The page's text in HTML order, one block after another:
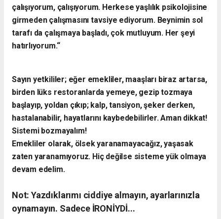
çalışıyorum, çalışıyorum. Herkese yaşlılık psikolojisine
girmeden çalışmasını tavsiye ediyorum. Beynimin sol
tarafı da çalışmaya başladı, çok mutluyum. Her şeyi
hatırlıyorum.“
Sayın yetkililer; eğer emekliler, maaşları biraz artarsa,
birden lüks restoranlarda yemeye, gezip tozmaya
başlayıp, yoldan çıkıp; kalp, tansiyon, şeker derken,
hastalanabilir, hayatlarını kaybedebilirler. Aman dikkat!
Sistemi bozmayalım!
Emekliler olarak, ölsek yaranamayacağız, yaşasak
zaten yaranamıyoruz. Hiç değilse sisteme yük olmaya
devam edelim.
Not: Yazdıklarımı ciddiye almayın, ayarlarınızla
oynamayın. Sadece İRONİYDİ...